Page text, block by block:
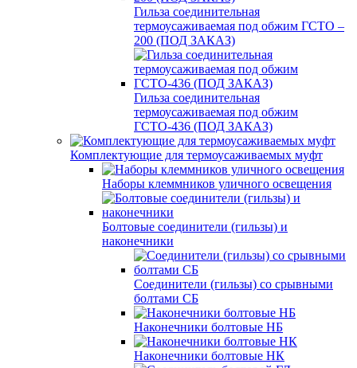
Гильза соединительная
термоусаживаемая под обжим ГСТО –
200 (ПОД ЗАКАЗ)
Гильза соединительная
термоусаживаемая под обжим
ГСТО-436 (ПОД ЗАКАЗ)
Комплектующие для термоусаживаемых муфт
Наборы клеммников уличного освещения
Болтовые соединители (гильзы) и
наконечники
Соединители (гильзы) со срывными
болтами СБ
Наконечники болтовые НБ
Наконечники болтовые НК